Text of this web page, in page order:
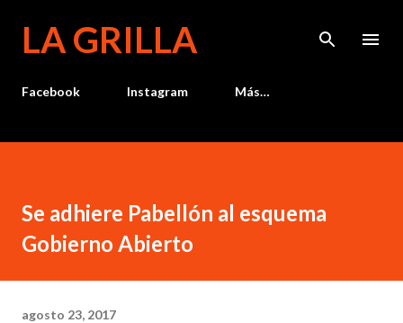
LA GRILLA
Facebook Instagram Más…
Se adhiere Pabellón al esquema
Gobierno Abierto
agosto 23, 2017